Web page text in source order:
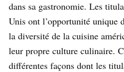
dans sa gastronomie. Les
Unis ont l’opportunité unique
la diversité de la cuisine
leur propre culture culinaire.
différentes façons dont les